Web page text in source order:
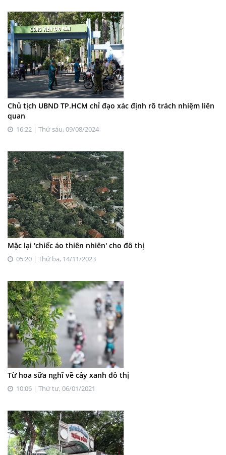
Chủ tịch UBND TP.HCM chỉ đạo xác định rõ trách nhiệm liên
quan
16:22 | Thứ sáu, 09/08/2024
Mặc lại 'chiếc áo thiên nhiên' cho đô thị
05:20 | Thứ ba, 14/11/2023
Từ hoa sữa nghĩ về cây xanh đô thị
10:06 | Thứ tư, 06/01/2021